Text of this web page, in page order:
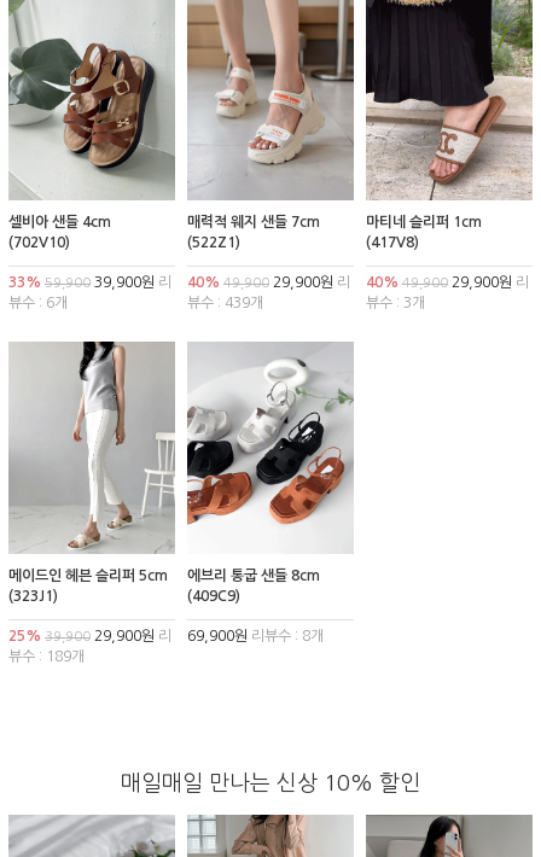
셀비아 샌들 4cm
(702V10)
33% 59,900 39,900원 리
뷰수 : 6개
매력적 웨지 샌들 7cm
(522Z1)
40% 49,90029,900원 리
뷰수 : 439개
마티네 슬리퍼 1cm
(417V8)
40% 49,90029,900원 리
뷰수 : 3개
메이드인 헤븐 슬리퍼 5cm
(323J1)
25% 39,900 29,900원 리
뷰수 : 189개
에브리 통굽 샌들 8cm
(409C9)
69,900원 리뷰수 : 8개
매일매일 만나는 신상 10% 할인